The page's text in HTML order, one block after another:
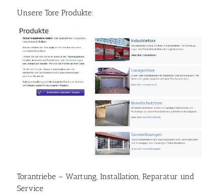
Unsere Tore Produkte:
Torantriebe – Wartung, Installation, Reparatur und
Service